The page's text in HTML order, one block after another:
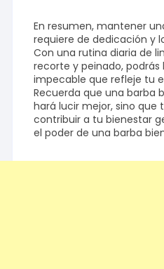
En resumen, mantener
requiere de dedicación y
Con una rutina diaria de
recorte y peinado, podrás
impecable que refleje tu
Recuerda que una barba
hará lucir mejor, sino que
contribuir a tu bienestar
el poder de una barba